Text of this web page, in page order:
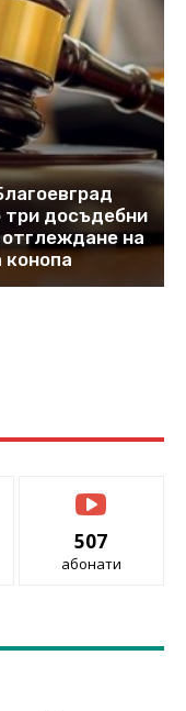
три досъдебни
отглеждане на
конопа
507
абонати